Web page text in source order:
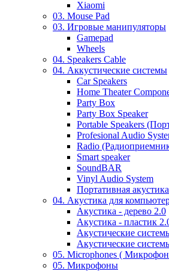
Xiaomi
03. Mouse Pad
03. Игровые манипуляторы
Gamepad
Wheels
04. Speakers Cable
04. Аккустические системы
Car Speakers
Home Theater
Party Box
Party Box Speaker
Portable Speakers
Profesional Audio
Radio
Smart speaker
SoundBAR
Vinyl Audio System
Портативная
04. Акустика для
Акустика - дерево 2.0
Акустика - пластик
Акустические
Акустические
05. Microphones (
05. Микрофоны